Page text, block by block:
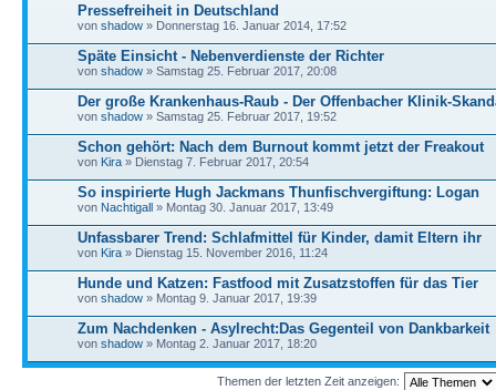
Pressefreiheit in Deutschland
von shadow » Donnerstag 16. Januar 2014, 17:52
Späte Einsicht - Nebenverdienste der Richter
von shadow » Samstag 25. Februar 2017, 20:08
Der große Krankenhaus-Raub - Der Offenbacher Klinik-
von shadow » Samstag 25. Februar 2017, 19:52
Schon gehört: Nach dem Burnout kommt jetzt der Freakout
von Kira » Dienstag 7. Februar 2017, 20:54
So inspirierte Hugh Jackmans Thunfischvergiftung: Logan
von Nachtigall » Montag 30. Januar 2017, 13:49
Unfassbarer Trend: Schlafmittel für Kinder, damit Eltern ihr
von Kira » Dienstag 15. November 2016, 11:24
Hunde und Katzen: Fastfood mit Zusatzstoffen für das Tier
von shadow » Montag 9. Januar 2017, 19:39
Zum Nachdenken - Asylrecht:Das Gegenteil von Dankbarkeit
von shadow » Montag 2. Januar 2017, 18:20
Themen der letzten Zeit anzeigen: